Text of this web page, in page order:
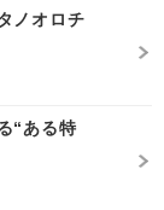
ノオロチ
“ある特